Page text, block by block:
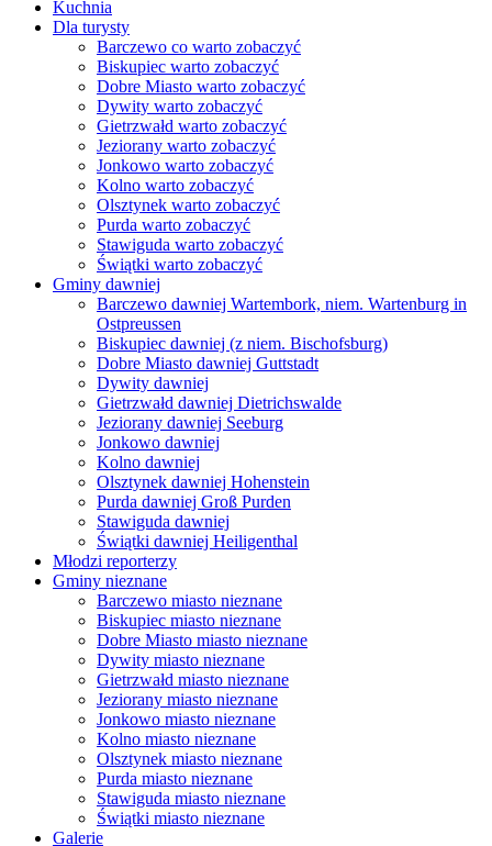
Kuchnia
Dla turysty
Barczewo co warto zobaczyć
Biskupiec warto zobaczyć
Dobre Miasto warto zobaczyć
Dywity warto zobaczyć
Gietrzwałd warto zobaczyć
Jeziorany warto zobaczyć
Jonkowo warto zobaczyć
Kolno warto zobaczyć
Olsztynek warto zobaczyć
Purda warto zobaczyć
Stawiguda warto zobaczyć
Świątki warto zobaczyć
Gminy dawniej
Barczewo dawniej Wartembork, niem. Wartenburg in
Ostpreussen
Biskupiec dawniej (z niem. Bischofsburg)
Dobre Miasto dawniej Guttstadt
Dywity dawniej
Gietrzwałd dawniej Dietrichswalde
Jeziorany dawniej Seeburg
Jonkowo dawniej
Kolno dawniej
Olsztynek dawniej Hohenstein
Purda dawniej Groß Purden
Stawiguda dawniej
Świątki dawniej Heiligenthal
Młodzi reporterzy
Gminy nieznane
Barczewo miasto nieznane
Biskupiec miasto nieznane
Dobre Miasto miasto nieznane
Dywity miasto nieznane
Gietrzwałd miasto nieznane
Jeziorany miasto nieznane
Jonkowo miasto nieznane
Kolno miasto nieznane
Olsztynek miasto nieznane
Purda miasto nieznane
Stawiguda miasto nieznane
Świątki miasto nieznane
Galerie